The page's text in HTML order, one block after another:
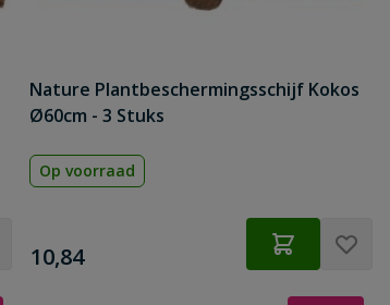
Nature Plantbeschermingsschijf Kokos
Ø60cm - 3 Stuks
Op voorraad
€
10,84